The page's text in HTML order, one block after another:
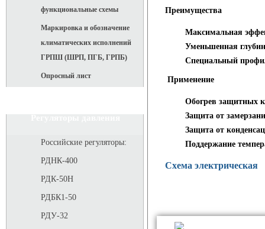
функциональные схемы
Маркировка и обозначение
климатических исполнений
ГРПШ (ШРП, ПГБ, ГРПБ)
Опросный лист
Российские регуляторы:
РДНК-400
РДК-50Н
РДБК1-50
РДУ-32
Преимущества
Максимальная
Уменьшенная
Специальный
Применение
Обогрев защитных
Защита от
Защита от
Поддержание
Схема электрическая